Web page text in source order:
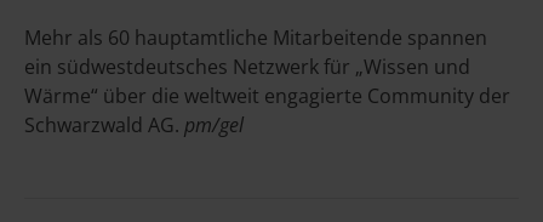
Mehr als 60 hauptamtliche Mitarbeitende spannen
ein südwestdeutsches Netzwerk für „Wissen und
Wärme“ über die weltweit engagierte Community der
Schwarzwald AG. pm/gel